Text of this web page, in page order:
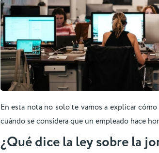
En esta nota no solo te vamos a explicar cómo
cuándo se considera que un empleado hace
¿Qué dice la ley sobre la